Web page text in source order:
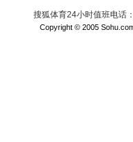
搜狐体育24小时值班电话
Copyright © 2005